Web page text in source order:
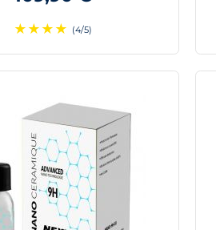
★ ★ ★ ★ (4/5)